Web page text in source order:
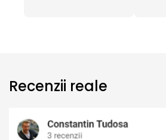
Recenzii reale